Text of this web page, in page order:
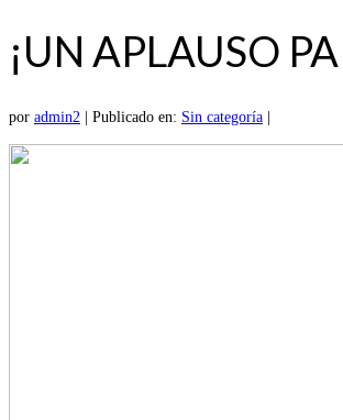
¡UN APLAUSO
por admin2 Publicado en: Sin categoría